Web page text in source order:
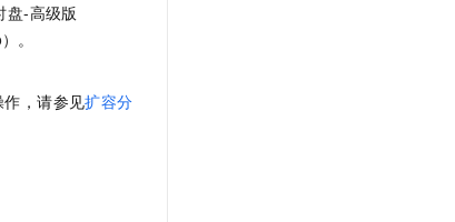
-高级版
。
，请参见扩容分
程平台